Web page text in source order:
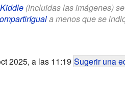
(incluidas las imágenes)
a menos que se
2025, a las 11:19 Sugerir una